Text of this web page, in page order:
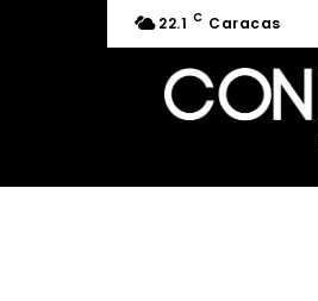
22.1 C Caracas